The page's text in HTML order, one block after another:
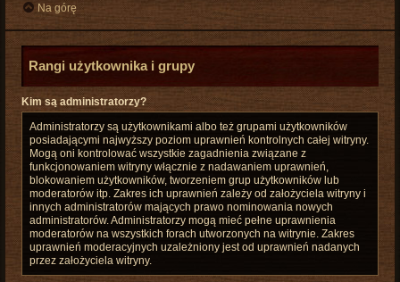
Na górę
Rangi użytkownika i grupy
Kim są administratorzy?
Administratorzy są użytkownikami albo też grupami użytkowników
posiadającymi najwyższy poziom uprawnień kontrolnych całej witryny.
Mogą oni kontrolować wszystkie zagadnienia związane z
funkcjonowaniem witryny włącznie z nadawaniem uprawnień,
blokowaniem użytkowników, tworzeniem grup użytkowników lub
moderatorów itp. Zakres ich uprawnień zależy od założyciela witryny i
innych administratorów mających prawo nominowania nowych
administratorów. Administratorzy mogą mieć pełne uprawnienia
moderatorów na wszystkich forach utworzonych na witrynie. Zakres
uprawnień moderacyjnych uzależniony jest od uprawnień nadanych
przez założyciela witryny.